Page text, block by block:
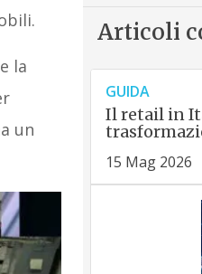
la
un
Articoli
GUIDA
Il retail in
15 Mag 2026